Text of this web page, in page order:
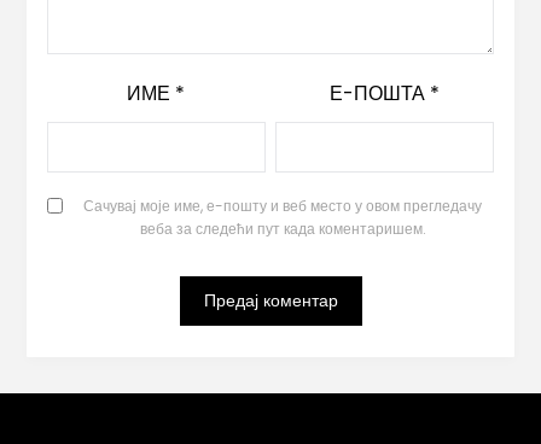
ИМЕ * Е-ПОШТА *
Сачувај моје име, е-пошту и веб место у овом прегледачу
веба за следећи пут када коментаришем.